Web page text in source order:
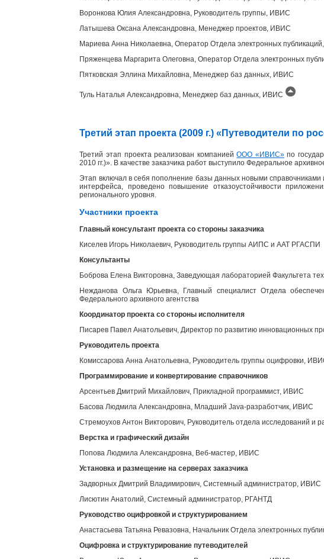
Воронкова Юлия Александровна, Руководитель группы, ИВИС
Латышева Оксана Александровна, Менеджер проектов, ИВИС
Мариева Анна Николаевна, Оператор Отдела электронных
Пряженцева Маргарита Олеговна, Оператор Отдела электронных
Пятковская Эллина Михайловна, Менеджер баз данных, ИВИС
Туль Наталья Александровна, Менеджер баз данных, ИВИС
Третий этап проекта (2009 г.) «Путеводители по
Третий этап проекта реализован компаниейООО «ИВИС»по
2010 гг.)». В качестве заказчика работ выступило Федеральное
Этап включал в себя пополнение базы данных новыми
интерфейса, проведено повышение отказоустойчивости
регионального уровня.
Участники проекта
Главный консультант проекта со стороны заказчика
Киселев Игорь Николаевич, Руководитель группы АИПС и ААТ РГАСПИ
Консультанты
Боброва Елена Викторовна, Заведующая лабораторией Факультета
Нежданова Ольга Юрьевна, Главный специалист Отдела
Федерального архивного агентства
Координатор проекта со стороны исполнителя
Писарев Павел Анатольевич, Директор по развитию инновационных
Руководитель проекта
Комиссарова Анна Анатольевна, Руководитель группы оцифровки,
Программирование и конвертирование справочников
Арсентьев Дмитрий Михайлович, Прикладной программист, ИВИС
Басова Людмила Александровна, Младший Java-разработчик, ИВИС
Стремоухов Антон Викторович, Руководитель отдела исследований и
Верстка и графический дизайн
Попова Людмила Александровна, Веб-мастер, ИВИС
Установка и размещение на серверах заказчика
Задворных Дмитрий Владимирович, Системный администратор, ИВИС
Лисютин Анатолий, Системный администратор, РГАНТД
Руководство оцифровкой и структурированием
Анастасьева Татьяна Ревазовна, Начальник Отдела электронных
Оцифровка и структурирование путеводителей